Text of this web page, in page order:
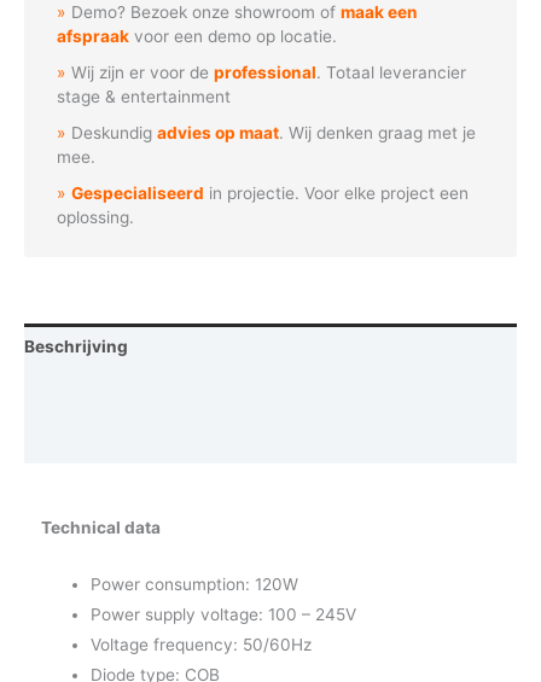
RGBW
aantal
Demo? Bezoek onze showroom ofmaak een
afspraak voor een demo op locatie.
Wij zijn er voor deprofessional. Totaal leverancier
stage & entertainment
Deskundigadvies op maat. Wij denken graag met je
mee.
Gespecialiseerd in projectie. Voor elke project een
oplossing.
Beschrijving
Technical data
Power consumption: 120W
Power supply voltage: 100 – 245V
Voltage frequency: 50/60Hz
Diode type: COB